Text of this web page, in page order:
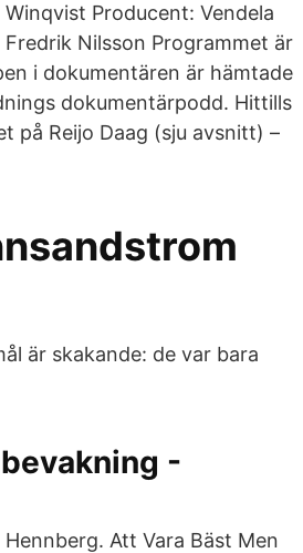
Producent: Vendela
Nilsson Programmet är
i dokumentären är hämtade
dokumentärpodd. Hittills
på Reijo Daag (sju avsnitt) –
är skakande: de var bara
-
Att Vara Bäst Men